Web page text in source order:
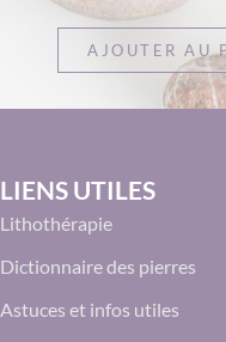
AJOUTER AU
LIENS UTILES
Lithothérapie
Dictionnaire des pierres
Astuces et infos utiles